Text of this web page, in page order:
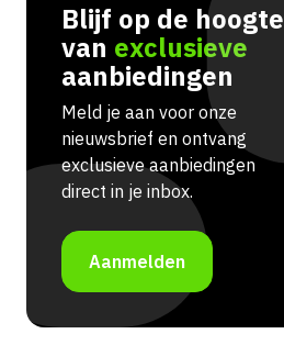
Blijf op de hoogte
van exclusieve
aanbiedingen
Meld je aan voor onze
nieuwsbrief en ontvang
exclusieve aanbiedingen
direct in je inbox.
Aanmelden